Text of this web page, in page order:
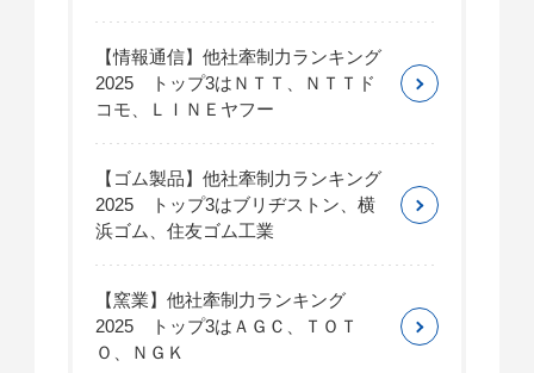
【情報通信】他社牽制力ランキング
2025 トップ3はＮＴＴ、ＮＴＴド
コモ、ＬＩＮＥヤフー
【ゴム製品】他社牽制力ランキング
2025 トップ3はブリヂストン、横
浜ゴム、住友ゴム工業
【窯業】他社牽制力ランキング
2025 トップ3はＡＧＣ、ＴＯＴ
Ｏ、ＮＧＫ